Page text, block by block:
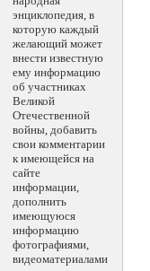
энциклопедия, в
которую каждый
желающий может
внести известную
ему информацию
об участниках
Великой
Отечественной
войны, добавить
свои комментарии
к имеющейся на
сайте
информации,
дополнить
имеющуюся
информацию
фотографиями,
видеоматериалами